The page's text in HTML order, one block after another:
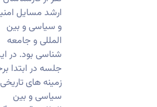
ارشد مسایل
و سیاسی و بین
المللی و جامعه
شناسی بود. در
جلسه در ابتدا
زمینه های تاریخی
سیاسی و بین